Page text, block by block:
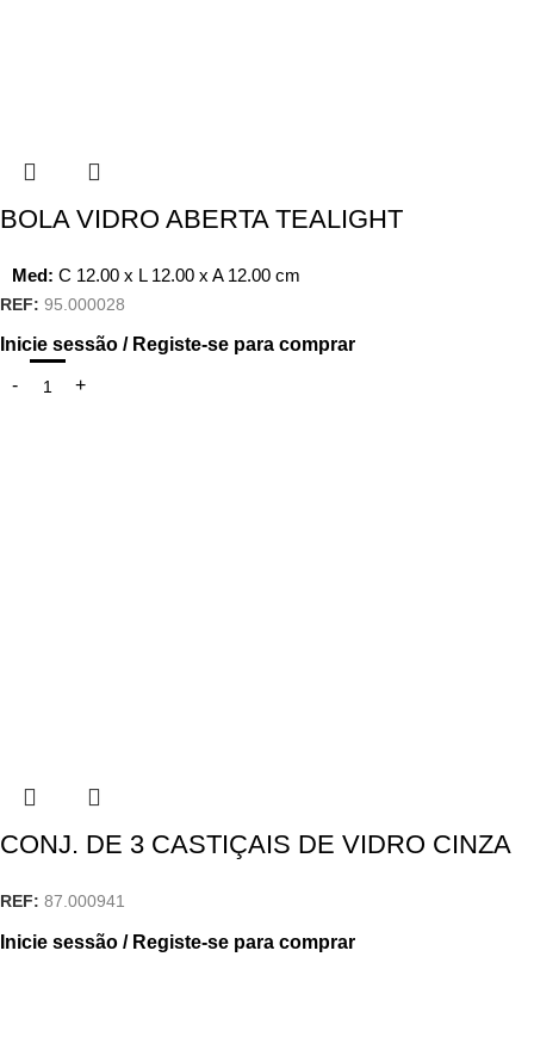
BOLA VIDRO ABERTA TEALIGHT
Med: C 12.00 x L 12.00 x A 12.00 cm
REF: 95.000028
Inicie sessão / Registe-se para comprar
CONJ. DE 3 CASTIÇAIS DE VIDRO CINZA
REF: 87.000941
Inicie sessão / Registe-se para comprar